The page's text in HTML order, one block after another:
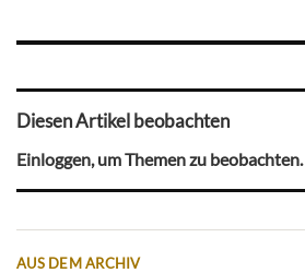
Diesen Artikel beobachten
Einloggen, um Themen zu beobachten.
AUS DEM ARCHIV